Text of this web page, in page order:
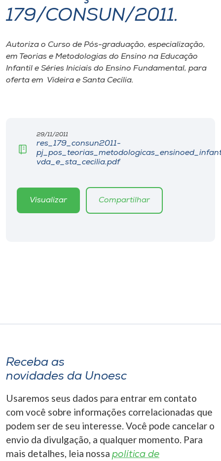
I.nova
Diplomados
Cultura
Biblioteca
Rádio
o idioma
A+
A-
179/CONSUN/2011.
Autoriza o Curso de Pós-graduação, especialização,
em Teorias e Metodologias do Ensino na Educação
Infantil e Séries Iniciais do Ensino Fundamental, para
oferta em Videira e Santa Cecília.
29/11/2011
res_179_consun2011-
vda_e_sta_cecilia.pdf
Visualizar Compartilhar
Receba as
novidades da Unoesc
Usaremos seus dados para entrar em contato
com você sobre informações correlacionadas que
podem ser de seu interesse. Você pode cancelar o
envio da divulgação, a qualquer momento. Para
mais detalhes, leia nossa política de